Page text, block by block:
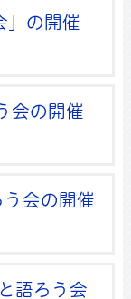
」の開催
会の開催
会の開催
語ろう会